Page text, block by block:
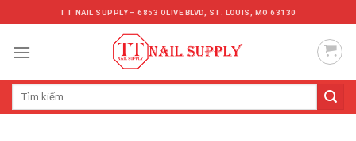
to
content
TT NAIL SUPPLY – 6853 OLIVE BLVD, ST. LOUIS, MO 63130
Tìm